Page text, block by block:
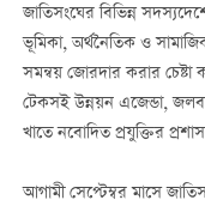
জাতিসংঘের বিভিন্ন
ভূমিকা, অর্থনৈতিক ও
সমন্বয় জোরদার করার চেষ্টা
টেকসই উন্নয়ন ‌এজেন্ডা,
খাতে নবোদিত প্রযুক্তির
আগামী সেপ্টেম্বর মাসে